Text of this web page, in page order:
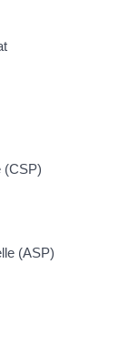
(CSP)
(ASP)